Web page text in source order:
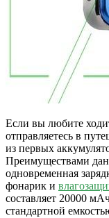
Если вы любите
отправляетесь в
из первых
Преимуществами
одновременная
фонарик и
составляет 20000
стандартной